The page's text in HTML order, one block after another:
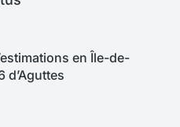
en Île-de-
d’Aguttes